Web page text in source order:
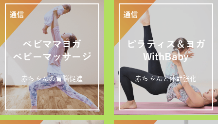
ベビママヨガ
ベビーマッサージ
赤ちゃんの育脳促進
ピラティス＆ヨガ
WithBaby
赤ちゃんと体幹強化